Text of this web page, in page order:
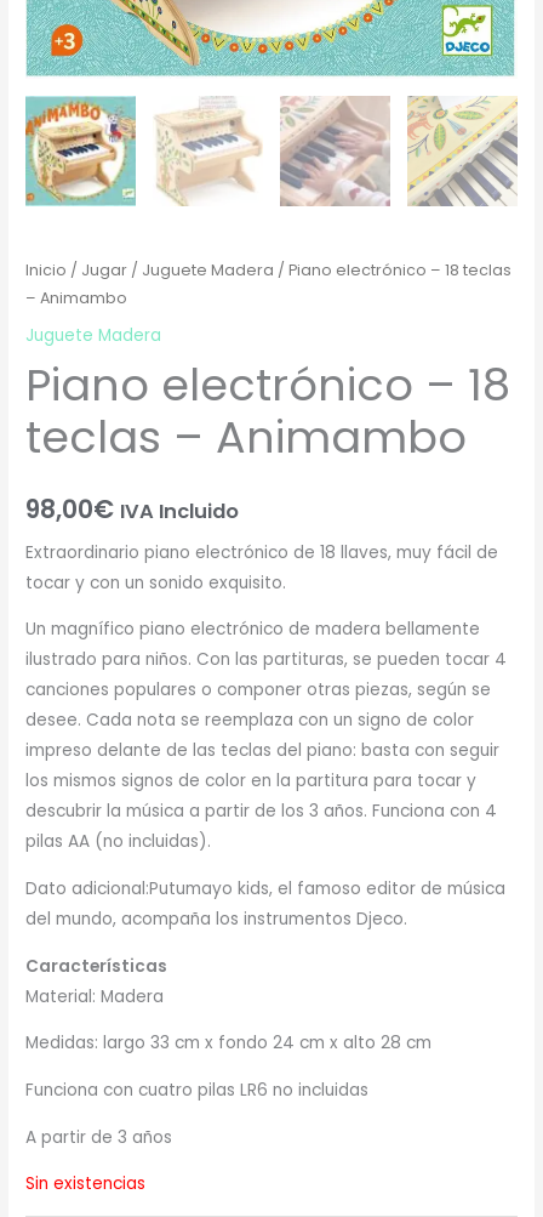
Inicio / Jugar / Juguete Madera / Piano electrónico – 18 teclas
– Animambo
Juguete Madera
Piano electrónico – 18
teclas – Animambo
98,00€ IVA Incluido
Extraordinario piano electrónico de 18 llaves, muy fácil de
tocar y con un sonido exquisito.
Un magnífico piano electrónico de madera bellamente
ilustrado para niños. Con las partituras, se pueden tocar 4
canciones populares o componer otras piezas, según se
desee. Cada nota se reemplaza con un signo de color
impreso delante de las teclas del piano: basta con seguir
los mismos signos de color en la partitura para tocar y
descubrir la música a partir de los 3 años. Funciona con 4
pilas AA (no incluidas).
Dato adicional:Putumayo kids, el famoso editor de música
del mundo, acompaña los instrumentos Djeco.
Características
Material: Madera
Medidas: largo 33 cm x fondo 24 cm x alto 28 cm
Funciona con cuatro pilas LR6 no incluidas
A partir de 3 años
Sin existencias